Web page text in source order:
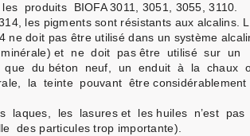
produits BIOFA 3011, 3051, 3055, 3110.
les pigments sont résistants aux alcalins.
ne doit pas être utilisé dans un système
minérale) et ne doit pas être utilisé sur un
que du béton neuf, un enduit à la chaux
la teinte pouvant être considérablement
laques, les lasures et les huiles n’est pas
des particules trop importante).